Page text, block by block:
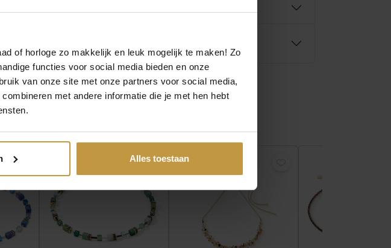
of horloge zo makkelijk en leuk mogelijk te maken! Zo
functies voor social media bieden en onze
van onze site met onze partners voor social media,
met andere informatie die je met hen hebt
Alles toestaan
SIERADEN